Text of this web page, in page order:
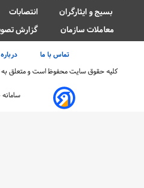
بسیج و ایثارگران
انتصابات
معاملات سازمان
گزارش
تماس با ما درباره ما
کلیه حقوق سایت محفوظ است و متعلق به
سامانه